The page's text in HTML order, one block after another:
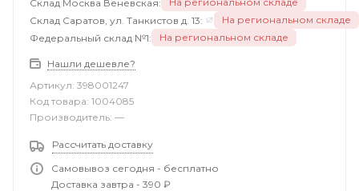
Склад Москва Веневская:
Склад Саратов, ул. Танкистов д. 13:
На региональном складе
Федеральный склад №1:
На региональном складе
Нашли дешевле?
Артикул: 398001247
Код товара: 1004085
Производитель: —
Рассчитать доставку
Самовывоз сегодня - бесплатно
Доставка завтра - 390 ₽